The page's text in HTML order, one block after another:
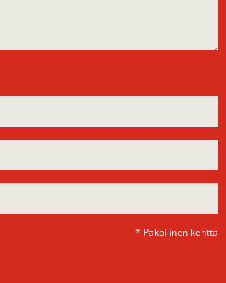
* Pakollinen kenttä